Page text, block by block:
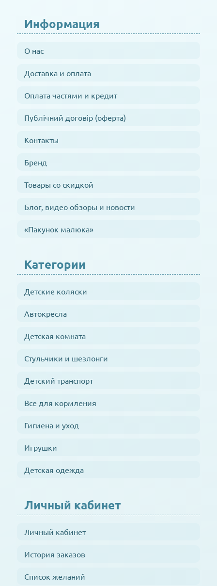
Информация
О нас
Доставка и оплата
Оплата частями и кредит
Публічний договір (оферта)
Контакты
Бренд
Товары со скидкой
Блог, видео обзоры и новости
«Пакунок малюка»
Категории
Детские коляски
Автокресла
Детская комната
Стульчики и шезлонги
Детский транспорт
Все для кормления
Гигиена и уход
Игрушки
Детская одежда
Личный кабинет
Личный кабинет
История заказов
Список желаний